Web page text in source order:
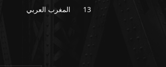
المغرب العربي
13